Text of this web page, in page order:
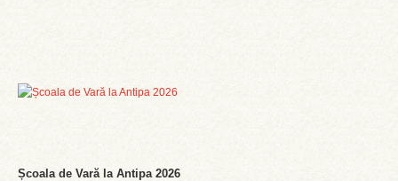
Școala de Vară la Antipa 2026